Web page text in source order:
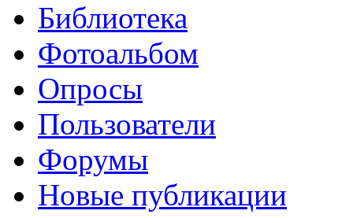
Библиотека
Фотоальбом
Опросы
Пользователи
Форумы
Новые публикации